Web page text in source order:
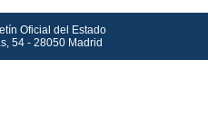
Oficial del Estado
54 - 28050 Madrid